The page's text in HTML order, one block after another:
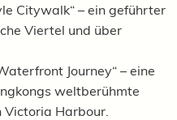
Citywalk“ – ein geführter
Viertel und über
Journey“ – eine
weltberühmte
Victoria Harbour.